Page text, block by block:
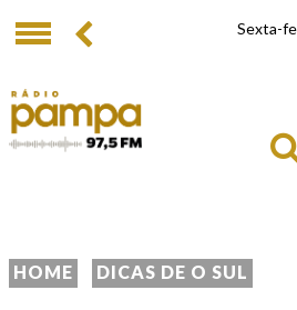
Sexta-
HOME DICAS DE O SUL